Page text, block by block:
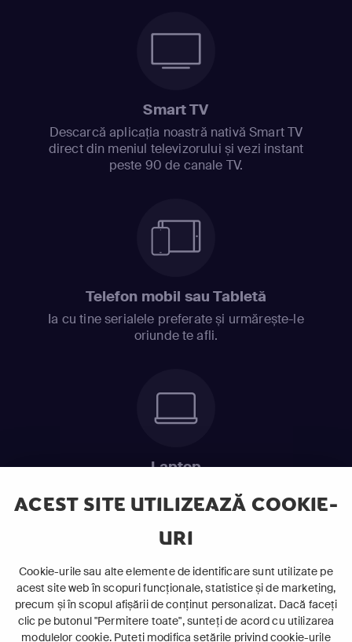
ACEST SITE UTILIZEAZĂ COOKIE-
URI
Cookie-urile sau alte elemente de identificare sunt utilizate pe
acest site web în scopuri funcționale, statistice și de marketing,
precum și în scopul afișării de conținut personalizat. Dacă faceți
clic pe butonul "Permitere toate", sunteți de acord cu utilizarea
modulelor cookie. Puteți modifica setările privind cookie-urile
Smart TV
Descarcă aplicația noastră nativă Smart TV
direct din meniul televizorului și vezi instant
peste 90 de canale TV.
Telefon mobil sau Tabletă
Ia cu tine serialele preferate și urmărește-le
oriunde te afli.
Laptop
ABONEAZĂ-TE ACUM
Cerințe de sistem